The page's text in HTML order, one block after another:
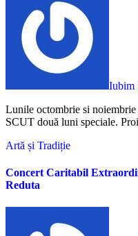
Iubim
Lunile octombrie si noiembrie au fost pentru echipa Asociației
SCUT două luni speciale.
Artă și Tradiție
Concert Caritabil
Reduta